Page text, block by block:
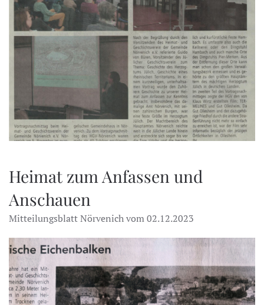
Heimat zum Anfassen und
Anschauen
Mitteilungsblatt Nörvenich vom 02.12.2023